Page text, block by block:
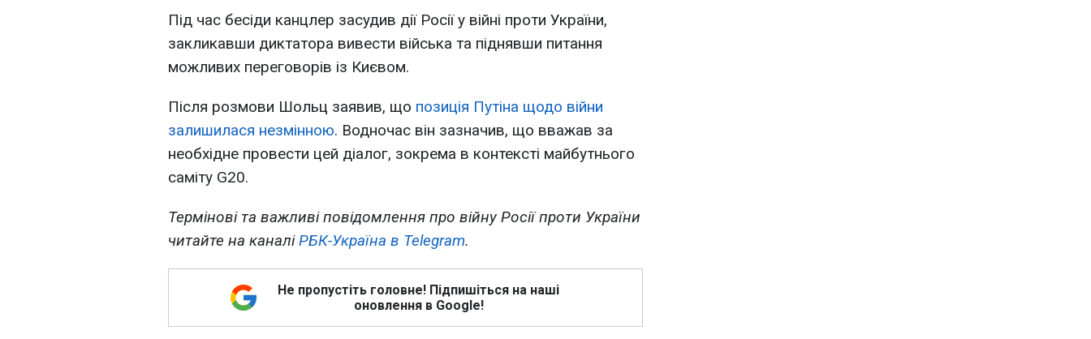
Під час бесіди канцлер засудив дії Росії у війні проти України,
закликавши диктатора вивести війська та піднявши питання
можливих переговорів із Києвом.
Після розмови Шольц заявив, що позиція Путіна щодо війни
залишилася незмінною. Водночас він зазначив, що вважав за
необхідне провести цей діалог, зокрема в контексті майбутнього
саміту G20.
Термінові та важливі повідомлення про війну Росії проти України
читайте на каналіРБК-Україна в Telegram.
Не пропустіть головне! Підпишіться на наші
оновлення в Google!